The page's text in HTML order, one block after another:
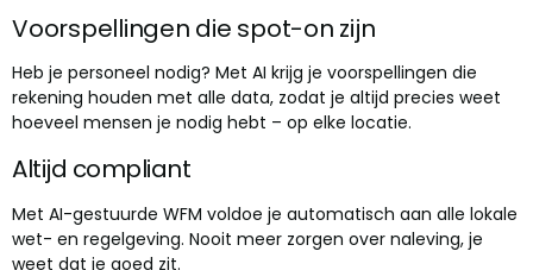
Voorspellingen die spot-on zijn
Heb je personeel nodig? Met AI krijg je voorspellingen die
rekening houden met alle data, zodat je altijd precies weet
hoeveel mensen je nodig hebt – op elke locatie.
Altijd compliant
Met AI-gestuurde WFM voldoe je automatisch aan alle lokale
wet- en regelgeving. Nooit meer zorgen over naleving, je
weet dat je goed zit.